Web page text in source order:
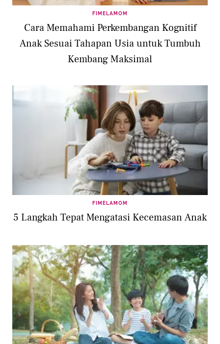
FIMELAMOM
Cara Memahami Perkembangan Kognitif
Anak Sesuai Tahapan Usia untuk Tumbuh
Kembang Maksimal
FIMELAMOM
5 Langkah Tepat Mengatasi Kecemasan Anak